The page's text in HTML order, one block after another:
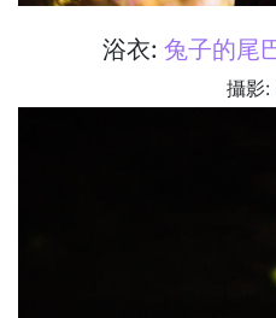
浴衣: 兔子的尾
攝影: